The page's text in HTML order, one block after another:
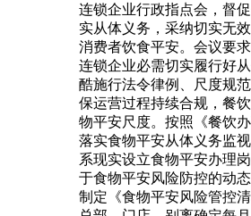
连锁企业行政指点会，督
实从体义务，采纳切实无
消费者饮食平安。会议要
连锁企业必需切实履行好
酷施行法令律例、尺度规
保运营过程持续合规，餐
物平安尺度。按照《餐饮
落实食物平安从体义务监
系现实设立食物平安办理
于食物平安风险防控的动态
制定《食物平安风险管控